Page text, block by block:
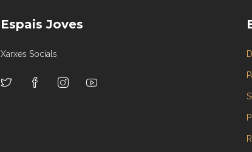
Espais Joves
Xarxes Socials